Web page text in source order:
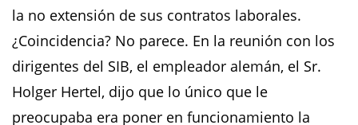
la no extensión de sus contratos laborales.
¿Coincidencia? No parece. En la reunión con los
dirigentes del SIB, el empleador alemán, el Sr.
Holger Hertel, dijo que lo único que le
preocupaba era poner en funcionamiento la